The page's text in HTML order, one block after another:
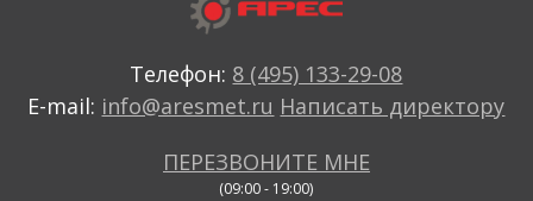
Телефон: 8 (495) 133-29-08
E-mail: info@aresmet.ru Написать директору
ПЕРЕЗВОНИТЕ МНЕ
(09:00 - 19:00)